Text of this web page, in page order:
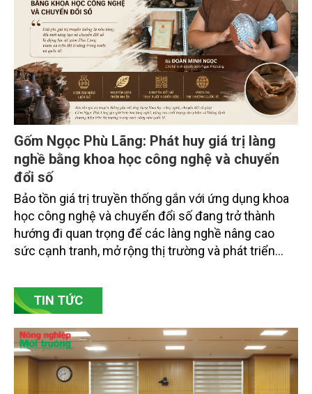
trường tỉnh Lai Châu và đại diện các cơ quan đơn vị
doanh nghiệp ở các tỉnh miền núi phía Bắc.
Gốm Ngọc Phù Lãng: Phát huy giá trị làng
nghề bằng khoa học công nghệ và chuyển
đổi số
Bảo tồn giá trị truyền thống gắn với ứng dụng khoa
học công nghệ và chuyển đổi số đang trở thành
hướng đi quan trọng để các làng nghề nâng cao
sức cạnh tranh, mở rộng thị trường và phát triển
Bắc Ninh, nhiều nghệ nhân và cơ sở sản xuất đã
chủ động đổi mới tư duy, đầu tư công nghệ, xây
TIN TỨC